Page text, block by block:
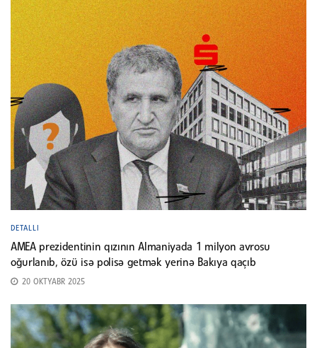
DETALLI
AMEA prezidentinin qızının Almaniyada 1 milyon avrosu
oğurlanıb, özü isə polisə getmək yerinə Bakıya qaçıb
20 OKTYABR 2025